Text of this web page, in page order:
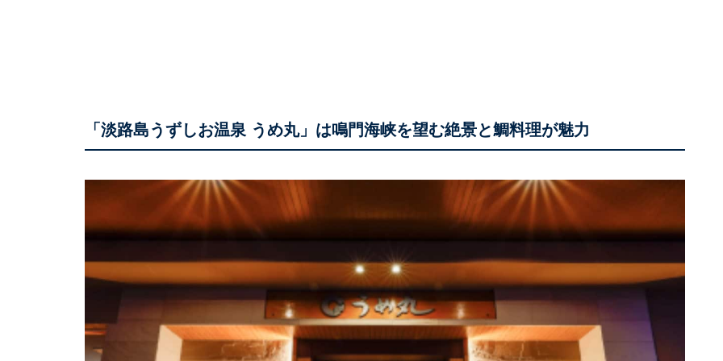
「淡路島うずしお温泉 うめ丸」は鳴門海峡を望む絶景と鯛料理が魅力